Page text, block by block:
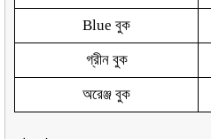
Blue বুক
গ্রীন বুক
অরেঞ্জ বুক